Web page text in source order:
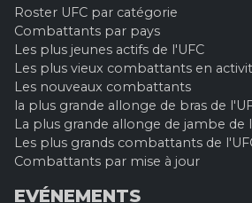
Roster UFC par catégorie
Combattants par pays
Les plus jeunes actifs de l'UFC
Les plus vieux combattants en
Les nouveaux combattants
la plus grande allonge de bras de
La plus grande allonge de jambe de
Les plus grands combattants de
Combattants par mise à jour
EVÉNEMENTS